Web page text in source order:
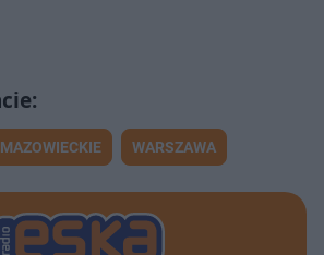
MAZOWIECKIE WARSZAWA